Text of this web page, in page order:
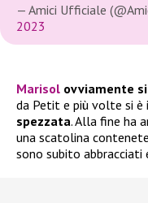
— Amici Ufficiale
2023
Marisol ovviamente
da Petit e più volte si
spezzata. Alla fine ha
una scatolina
sono subito abbracciati